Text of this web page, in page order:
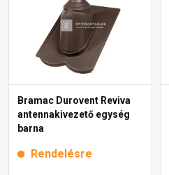
Bramac Durovent Reviva
antennakivezető egység
barna
Rendelésre